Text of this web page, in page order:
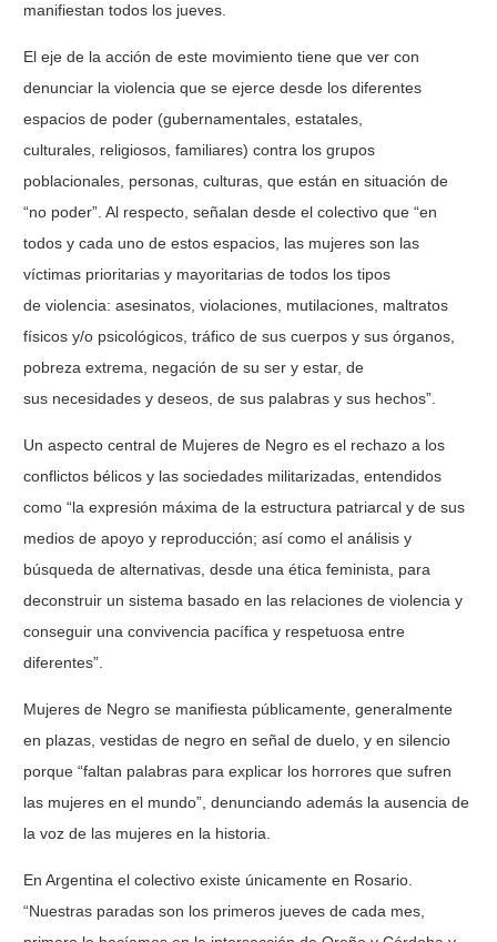
manifiestan todos los jueves.
El eje de la acción de este movimiento tiene que ver con
denunciar la violencia que se ejerce desde los diferentes
espacios de poder (gubernamentales, estatales,
culturales, religiosos, familiares) contra los grupos
poblacionales, personas, culturas, que están en situación de
“no poder”. Al respecto, señalan desde el colectivo que “en
todos y cada uno de estos espacios, las mujeres son las
víctimas prioritarias y mayoritarias de todos los tipos
de violencia: asesinatos, violaciones, mutilaciones, maltratos
físicos y/o psicológicos, tráfico de sus cuerpos y sus órganos,
pobreza extrema, negación de su ser y estar, de
sus necesidades y deseos, de sus palabras y sus hechos”.
Un aspecto central de Mujeres de Negro es el rechazo a los
conflictos bélicos y las sociedades militarizadas, entendidos
como “la expresión máxima de la estructura patriarcal y de sus
medios de apoyo y reproducción; así como el análisis y
búsqueda de alternativas, desde una ética feminista, para
deconstruir un sistema basado en las relaciones de violencia y
conseguir una convivencia pacífica y respetuosa entre
diferentes”.
Mujeres de Negro se manifiesta públicamente, generalmente
en plazas, vestidas de negro en señal de duelo, y en silencio
porque “faltan palabras para explicar los horrores que sufren
las mujeres en el mundo”, denunciando además la ausencia de
la voz de las mujeres en la historia.
En Argentina el colectivo existe únicamente en Rosario.
“Nuestras paradas son los primeros jueves de cada mes,